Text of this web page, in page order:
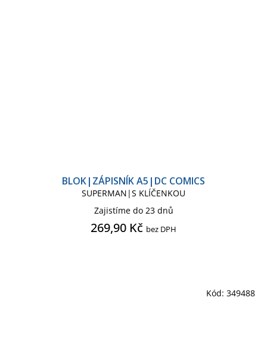
BLOK|ZÁPISNÍK A5|DC COMICS
SUPERMAN|S KLÍČENKOU
Zajistíme do 23 dnů
269,90 Kč bez DPH
Kód: 349488